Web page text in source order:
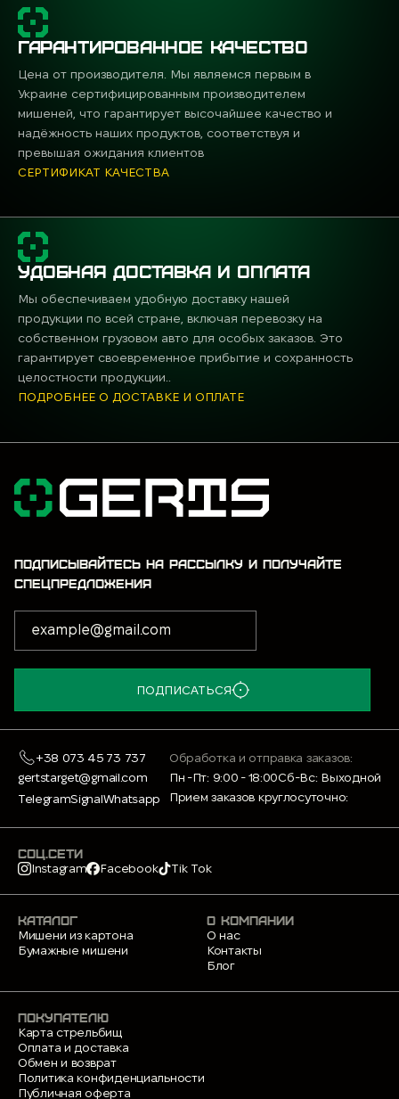
ГАРАНТИРОВАННОЕ КАЧЕСТВО
Цена от производителя. Мы являемся первым в
Украине сертифицированным производителем
мишеней, что гарантирует высочайшее качество и
надёжность наших продуктов, соответствуя и
превышая ожидания клиентов
СЕРТИФИКАТ КАЧЕСТВА
УДОБНАЯ ДОСТАВКА И ОПЛАТА
Мы обеспечиваем удобную доставку нашей
продукции по всей стране, включая перевозку на
собственном грузовом авто для особых заказов. Это
гарантирует своевременное прибытие и сохранность
целостности продукции..
ПОДРОБНЕЕ О ДОСТАВКЕ И ОПЛАТЕ
+38 073 45 73 737
gertstarget@gmail.com
TelegramSignalWhatsapp
Обработка и отправка заказов:
Пн -Пт: 9:00 - 18:00Сб-Вс: Выходной
Прием заказов круглосуточно:
СОЦ.СЕТИ
Instagram
Facebook Tik Tok
КАТАЛОГ
Мишени из картона
Бумажные мишени
О КОМПАНИИ
О нас
Контакты
Блог
ПОКУПАТЕЛЮ
Карта стрельбищ
Оплата и доставка
Обмен и возврат
Политика конфиденциальности
Публичная оферта
ПОДПИСЫВАЙТЕСЬ НА РАССЫЛКУ И ПОЛУЧАЙТЕ
СПЕЦПРЕДЛОЖЕНИЯ
ПОДПИСАТЬСЯ